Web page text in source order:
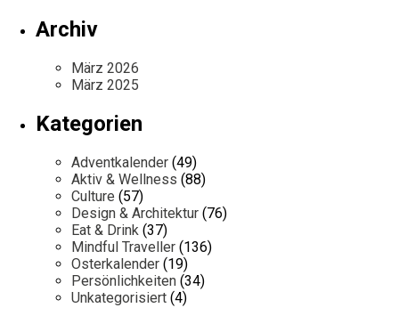
Archiv
März 2026
März 2025
Kategorien
Adventkalender (49)
Aktiv & Wellness (88)
Culture (57)
Design & Architektur (76)
Eat & Drink (37)
Mindful Traveller (136)
Osterkalender (19)
Persönlichkeiten (34)
Unkategorisiert (4)